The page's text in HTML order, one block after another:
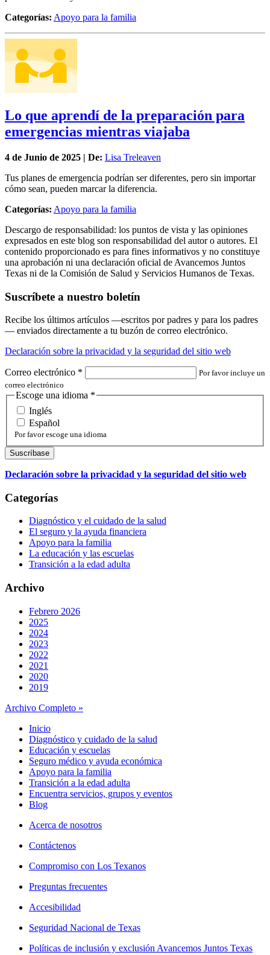
Categorías: Apoyo para la familia
Lo que aprendí de la preparación para
emergencias mientras viajaba
4 de Junio de 2025 | De: Lisa Treleaven
Tus planes de emergencia podrían ser diferentes, pero sin importar
cómo sean, pueden marcar la diferencia.
Categorías: Apoyo para la familia
Descargo de responsabilidad: los puntos de vista y las opiniones
expresados en este blog son responsabilidad del autor o autores. El
contenido proporcionado es para fines informativos y no constituye
una aprobación ni una declaración oficial de Avancemos Juntos
Texas ni de la Comisión de Salud y Servicios Humanos de Texas.
Suscríbete a nuestro boletín
Recibe los últimos artículos —escritos por padres y para los padres
— enviados directamente a tu buzón de correo electrónico.
Declaración sobre la privacidad y la seguridad del sitio web
Correo electrónico *
Por favor incluye un
correo electrónico
Escoge una idioma *
Inglés
Español
Por favor escoge una idioma
Declaración sobre la privacidad y la seguridad del sitio web
Categorías
Diagnóstico y el cuidado de la salud
El seguro y la ayuda financiera
Apoyo para la familia
La educación y las escuelas
Transición a la edad adulta
Archivo
Febrero 2026
2025
2024
2023
2022
2021
2020
2019
Archivo Completo »
Inicio
Diagnóstico y cuidado de la salud
Educación y escuelas
Seguro médico y ayuda económica
Apoyo para la familia
Transición a la edad adulta
Encuentra servicios, grupos y eventos
Blog
Acerca de nosotros
Contáctenos
Compromiso con Los Texanos
Preguntas frecuentes
Accesibilidad
Seguridad Nacional de Texas
Políticas de inclusión y exclusión Avancemos Juntos Texas